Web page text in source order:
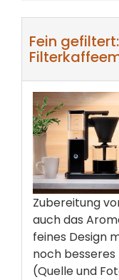
Fein
Zubereitung
auch das
feines Design
noch
(Quelle und